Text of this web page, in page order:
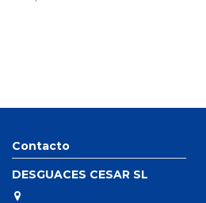
Contacto
DESGUACES CESAR SL